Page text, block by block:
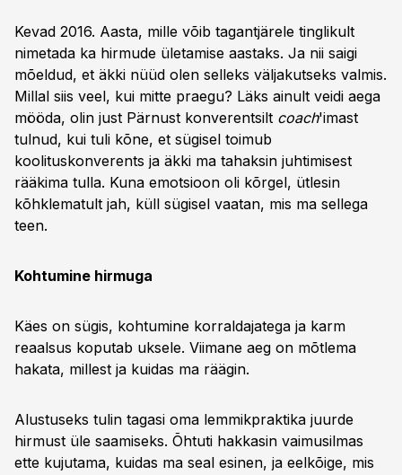
Kevad 2016. Aasta, mille võib tagantjärele tinglikult
nimetada ka hirmude ületamise aastaks. Ja nii saigi
mõeldud, et äkki nüüd olen selleks väljakutseks valmis.
Millal siis veel, kui mitte praegu? Läks ainult veidi aega
mööda, olin just Pärnust konverentsilt coach'imast
tulnud, kui tuli kõne, et sügisel toimub
koolituskonverents ja äkki ma tahaksin juhtimisest
rääkima tulla. Kuna emotsioon oli kõrgel, ütlesin
kõhklematult jah, küll sügisel vaatan, mis ma sellega
teen.
Kohtumine hirmuga
Käes on sügis, kohtumine korraldajatega ja karm
reaalsus koputab uksele. Viimane aeg on mõtlema
hakata, millest ja kuidas ma räägin.
Alustuseks tulin tagasi oma lemmikpraktika juurde
hirmust üle saamiseks. Õhtuti hakkasin vaimusilmas
ette kujutama, kuidas ma seal esinen, ja eelkõige, mis